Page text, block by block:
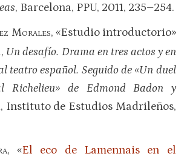
, Barcelona, PPU, 2011, 235–254.
MORALES, «Estudio introductorio»
Un desafío. Drama en tres actos y en
teatro español. Seguido de «Un duel
Richelieu» de Edmond Badon y
Instituto de Estudios Madrileños,
, «El eco de Lamennais en el